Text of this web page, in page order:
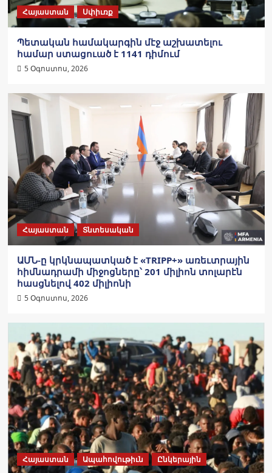
Հայաստան Սփիւռք
Պետական համակարգին մէջ աշխատելու
համար ստացուած է 1141 դիմում
5 Օգոստոս, 2026
Հայաստան Տնտեսական
ԱՄՆ-ը կրկնապատկած է «TRIPP+» առեւտրային
հիմնադրամի միջոցները՝ 201 միլիոն տոլարէն
հասցնելով 402 միլիոնի
5 Օգոստոս, 2026
Հայաստան Ապահովութիւն Ընկերային